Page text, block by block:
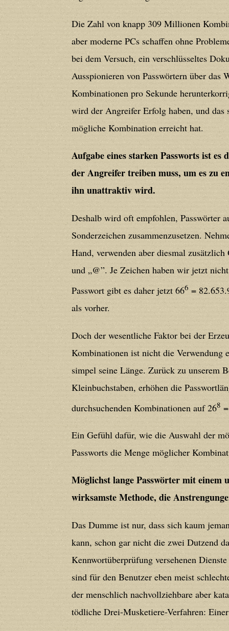
Deprecated: Creation of dynamic
deprecated in/home/users/confidit/
line 179
Deprecated: Creation of dynamic
in /home/users/confidit/www/cms/
Deprecated: Creation of dynamic
deprecated in/home/users/confidit/
line210
Deprecated: Creation of dynamic
deprecated in/home/users/confidit/
line 212
Deprecated: Creation of dynamic
deprecated in/home/users/confidit/
line213
Deprecated: Creation of dynamic
/home/users/confidit/www/cms/
Deprecated: Creation of dynamic
in/home/users/confidit/www/cms/
Deprecated: Creation of dynamic
deprecated in/home/users/confidit/
line179
Deprecated: Creation of dynamic
in/home/users/confidit/www/cms/
Deprecated: Creation of dynamic
deprecated in/home/users/confidit/
line210
Die Zahl von knapp 309 Millionen
aber moderne PCs schaffen ohne
bei dem Versuch, ein verschlüsseltes
Ausspionieren von Passwörtern über das
Kombinationen pro Sekunde
wird der Angreifer Erfolg haben, und das
mögliche Kombination erreicht hat.
Aufgabe eines starken Passworts ist
der Angreifer treiben muss, um es zu
ihn unattraktiv wird.
Deshalb wird oft empfohlen, Passwörter
Sonderzeichen zusammenzusetzen.
Hand, verwenden aber diesmal
und „@”. Je Zeichen haben wir jetzt
Passwort gibt es daher jetzt 666 =
als vorher.
Doch der wesentliche Faktor bei der
Kombinationen ist nicht die Verwendung
simpel seine Länge. Zurück zu unserem
Kleinbuchstaben, erhöhen die
durchsuchenden Kombinationen auf 268
Ein Gefühl dafür, wie die Auswahl der
Passworts die Menge möglicher
Möglichst lange Passwörter mit einem
wirksamste Methode, die
Das Dumme ist nur, dass sich kaum
kann, schon gar nicht die zwei Dutzend
Kennwortüberprüfung versehenen
sind für den Benutzer eben meist
der menschlich nachvollziehbare aber
tödliche Drei-Musketiere-Verfahren: